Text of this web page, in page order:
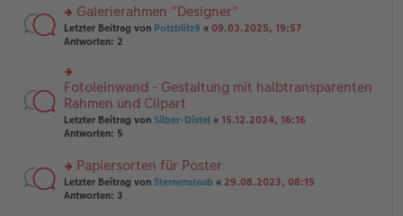
u
n
g
es
e
n
er
B
ei
a
g
rs
te
u
n
g
el
es
e
er
B
ei
tr
Galerierahmen "Designer"
Letzter Beitrag von Potzblitz9 « 09.03.2025, 19:57
Antworten: 2
rs
te
r
u
n
el
es
e
Fotoleinwand - Gestaltung mit halbtransparenten
Rahmen und Clipart
Letzter Beitrag von Silber-Distel « 15.12.2024, 16:16
Antworten: 5
rs
te
Papiersorten für Poster
Letzter Beitrag von Sternenstaub « 29.08.2023, 08:15
Antworten: 3